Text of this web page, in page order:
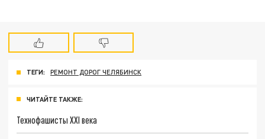
ТЕГИ: РЕМОНТ ДОРОГ ЧЕЛЯБИНСК
ЧИТАЙТЕ ТАКЖЕ:
Технофашисты XXI века